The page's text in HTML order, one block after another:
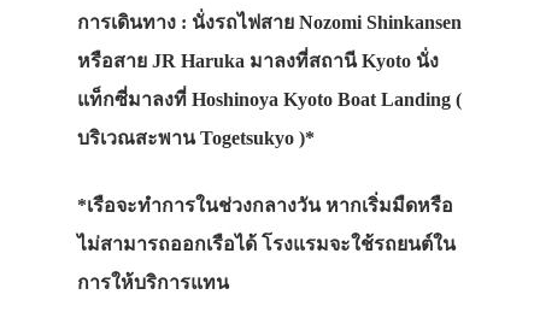
การเดินทาง : นั่งรถไฟสาย Nozomi Shinkansen
หรือสาย JR Haruka มาลงที่สถานี Kyoto นั่ง
แท็กซี่มาลงที่ Hoshinoya Kyoto Boat Landing (
บริเวณสะพาน Togetsukyo )*
*เรือจะทำการในช่วงกลางวัน หากเริ่มมืดหรือ
ไม่สามารถออกเรือได้ โรงแรมจะใช้รถยนต์ใน
การให้บริการแทน